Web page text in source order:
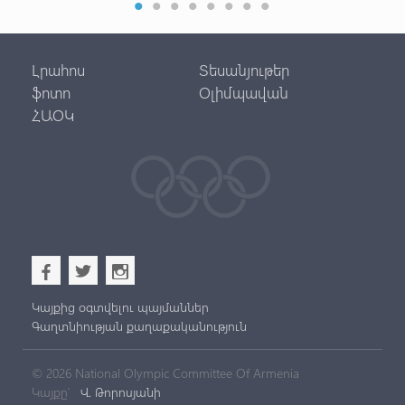
Լրահոս
Տեսանյութեր
ֆոտո
Օլիմպավան
ՀԱՕԿ
b a x
Կայքից օգտվելու պայմաններ
Գաղտնիության քաղաքականություն
© 2026 National Olympic Committee Of Armenia
Կայքը՝
Վ. Թորոսյանի